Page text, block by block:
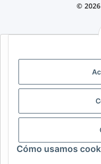
Cómo usamos
©
SELECT REGION &
DE AT
BE